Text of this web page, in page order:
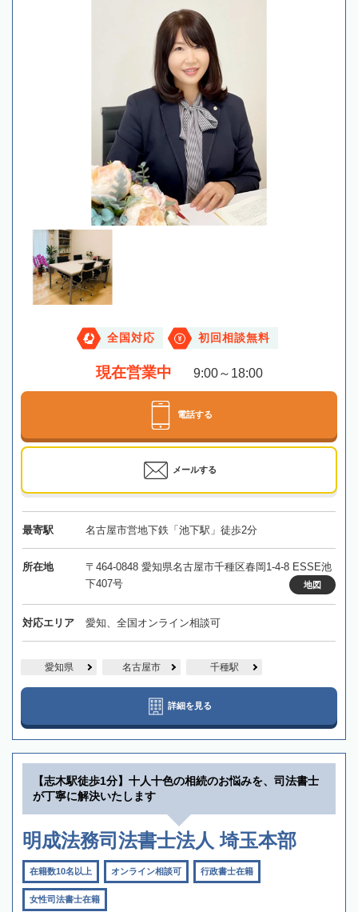
全国対応 初回相談無料
現在営業中 9:00～18:00
電話する
メールする
最寄駅 名古屋市営地下鉄「池下駅」徒歩2分
所在地
〒464-0848 愛知県名古屋市千種区春岡1-4-8 ESSE池
下407号
地図
対応エリア 愛知、全国オンライン相談可
愛知県 名古屋市 千種駅
詳細を見る
【志木駅徒歩1分】十人十色の相続のお悩みを、司法書士
が丁寧に解決いたします
明成法務司法書士法人 埼玉本部
在籍数10名以上 オンライン相談可 行政書士在籍
女性司法書士在籍